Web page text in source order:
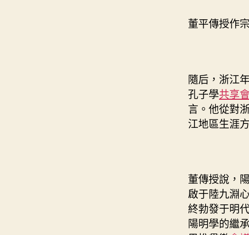
董平傳授作
隨后，浙江
孔子學共享
言。他從對
江地區生涯
董傳授說，
啟于陸九淵
終勃發于明
陽明學的繼